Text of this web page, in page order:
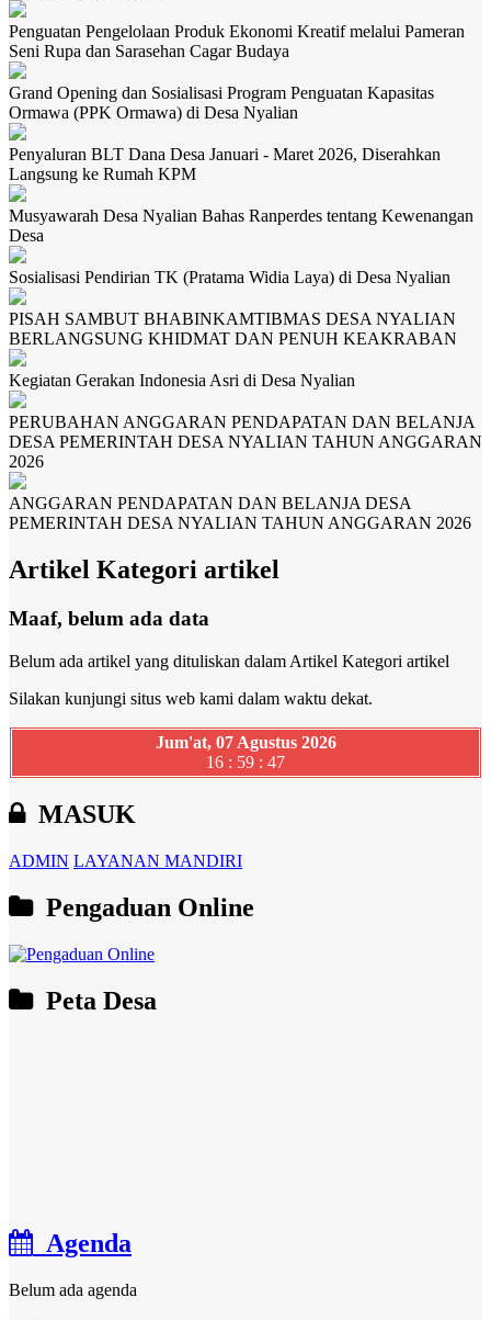
Penguatan Pengelolaan Produk Ekonomi Kreatif melalui Pameran
Seni Rupa dan Sarasehan Cagar Budaya
Grand Opening dan Sosialisasi Program Penguatan Kapasitas
Ormawa (PPK Ormawa) di Desa Nyalian
Penyaluran BLT Dana Desa Januari - Maret 2026, Diserahkan
Langsung ke Rumah KPM
Musyawarah Desa Nyalian Bahas Ranperdes tentang Kewenangan
Desa
Sosialisasi Pendirian TK (Pratama Widia Laya) di Desa Nyalian
PISAH SAMBUT BHABINKAMTIBMAS DESA NYALIAN
BERLANGSUNG KHIDMAT DAN PENUH KEAKRABAN
Kegiatan Gerakan Indonesia Asri di Desa Nyalian
PERUBAHAN ANGGARAN PENDAPATAN DAN BELANJA
DESA PEMERINTAH DESA NYALIAN TAHUN ANGGARAN
2026
ANGGARAN PENDAPATAN DAN BELANJA DESA
PEMERINTAH DESA NYALIAN TAHUN ANGGARAN 2026
Artikel Kategori artikel
Maaf, belum ada data
Belum ada artikel yang dituliskan dalam Artikel Kategori artikel
Silakan kunjungi situs web kami dalam waktu dekat.
Jum'at, 07 Agustus 2026
16 : 59 : 48
MASUK
ADMIN LAYANAN MANDIRI
Pengaduan Online
Peta Desa
Agenda
Belum ada agenda